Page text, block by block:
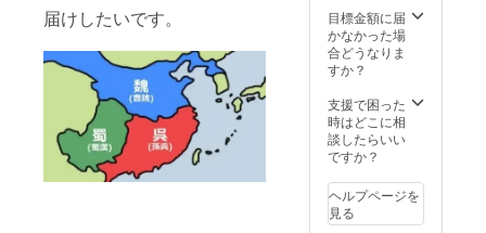
届けしたいです。
※20歳未満の方
はご支援いただ
けませんので、
ご了承ください
目標金額に届
かなかった場
合どうなりま
すか？
支援で困った
時はどこに相
談したらいい
ですか？
ヘルプページを
見る